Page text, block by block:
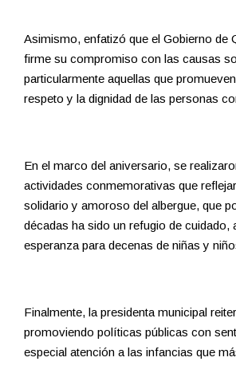
Asimismo, enfatizó que el Gobierno de
firme su compromiso con las causas
particularmente aquellas que
respeto y la dignidad de las personas
En el marco del aniversario, se
actividades conmemorativas que
solidario y amoroso del albergue, que
décadas ha sido un refugio de cuidado,
esperanza para decenas de niñas y
Finalmente, la presidenta municipal
promoviendo políticas públicas con
especial atención a las infancias que